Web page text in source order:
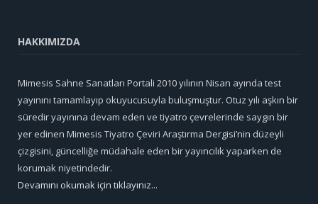
HAKKIMIZDA
Mimesis Sahne Sanatları Portali 2010 yılının Nisan ayında test
yayınını tamamlayıp okuyucusuyla buluşmuştur. Otuz yılı aşkın bir
süredir yayınına devam eden ve tiyatro çevrelerinde saygın bir
yer edinen Mimesis Tiyatro Çeviri Araştırma Dergisi’nin düzeyli
çizgisini, güncelliğe müdahale eden bir yayıncılık yaparken de
korumak niyetindedir.
Devamını okumak için tıklayınız...